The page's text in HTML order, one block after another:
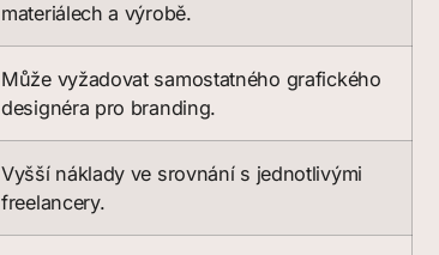
materiálech a výrobě.
Může vyžadovat samostatného grafického
designéra pro branding.
Vyšší náklady ve srovnání s jednotlivými
freelancery.